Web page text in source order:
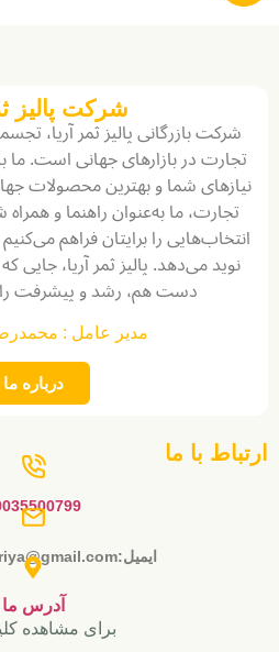
شرکت پالیز ثمر
بازرگانی پالیز ثمر آریا، تجسمی از
در بازارهای جهانی است. ما با هر
شما و بهترین محصولات جهان. در
ما به‌عنوان راهنما و همراه شما،
را برایتان فراهم می‌کنیم که
می‌دهد. پالیز ثمر آریا، جایی که
دست هم، رشد و پیشرفت را به
مدیر عامل : محمدرضا حسن
درباره ما
با ما
09035500799
آدرس ما
برای مشاهده کلیک کنید